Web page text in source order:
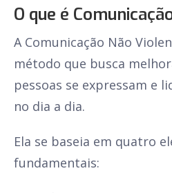
O que é
A Comunicação Não
método que busca
pessoas se expressam e
no dia a dia.
Ela se baseia em quatro
fundamentais: